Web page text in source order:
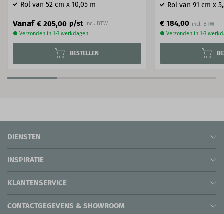
Rol van 52 cm x 10,05 m
Vanaf € 205,00 p/st incl. BTW
● Verzonden in 1-3 werkdagen
BESTELLEN
Rol van 91 cm x
€ 184,00
● Verzonden in 1-3
DIENSTEN
INSPIRATIE
KLANTENSERVICE
CONTACTGEGEVENS & SHOWROOM